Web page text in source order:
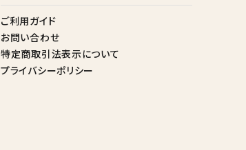
ご利用ガイド
お問い合わせ
特定商取引法表示について
プライバシーポリシー